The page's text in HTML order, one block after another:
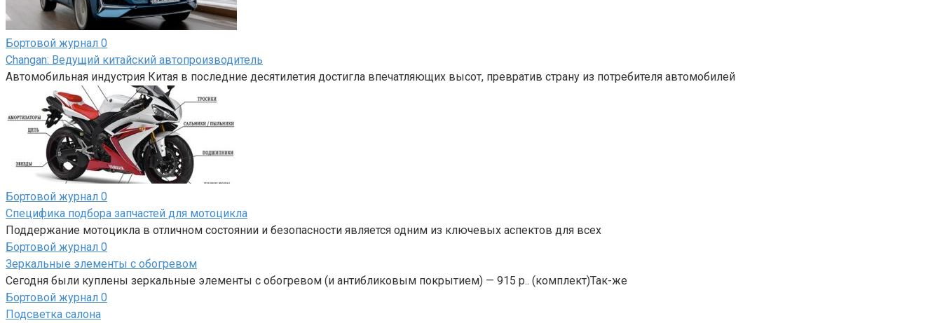
Бортовой журнал 0
Changan: Ведущий китайский автопроизводитель
Автомобильная индустрия Китая в последние десятилетия достигла впечатляющих высот, превратив страну из потребителя автомобилей
Бортовой журнал 0
Специфика подбора запчастей для мотоцикла
Поддержание мотоцикла в отличном состоянии и безопасности является одним из ключевых аспектов для всех
Бортовой журнал 0
Зеркальные элементы с обогревом
Сегодня были куплены зеркальные элементы с обогревом (и антибликовым покрытием) — 915 р.. (комплект)Так-же
Бортовой журнал 0
Подсветка салона